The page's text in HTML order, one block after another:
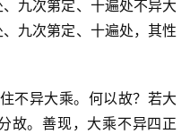
九次第定、十遍处不异大
九次第定、十遍处，其性
不异大乘。何以故？若大
故。善现，大乘不异四正